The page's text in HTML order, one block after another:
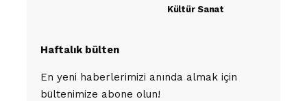
Kültür Sanat
Haftalık bülten
En yeni haberlerimizi anında almak için
bültenimize abone olun!